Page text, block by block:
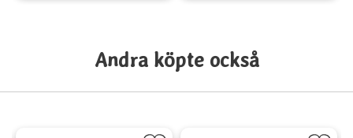
Andra köpte också